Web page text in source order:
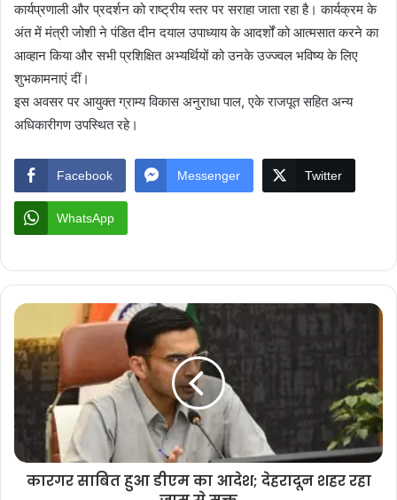
कार्यप्रणाली और प्रदर्शन को राष्ट्रीय स्तर पर सराहा जाता रहा है। कार्यक्रम के
अंत में मंत्री जोशी ने पंडित दीन दयाल उपाध्याय के आदर्शों को आत्मसात करने का
आव्हान किया और सभी प्रशिक्षित अभ्यर्थियों को उनके उज्ज्वल भविष्य के लिए
शुभकामनाएं दीं।
इस अवसर पर आयुक्त ग्राम्य विकास अनुराधा पाल, एके राजपूत सहित अन्य
अधिकारीगण उपस्थित रहे।
Facebook Messenger Twitter
WhatsApp
कारगर साबित हुआ डीएम का आदेश; देहरादून शहर रहा